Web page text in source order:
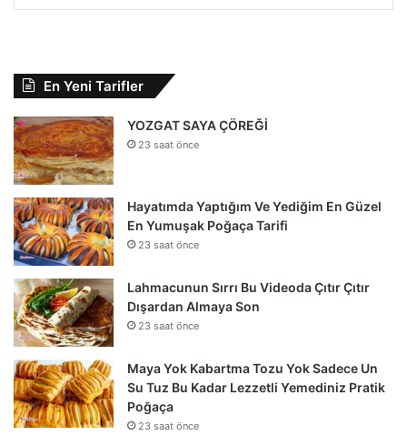
En Yeni Tarifler
YOZGAT SAYA ÇÖREĞİ
23 saat önce
Hayatımda Yaptığım Ve Yediğim En Güzel
En Yumuşak Poğaça Tarifi
23 saat önce
Lahmacunun Sırrı Bu Videoda Çıtır Çıtır
Dışardan Almaya Son
23 saat önce
Maya Yok Kabartma Tozu Yok Sadece Un
Su Tuz Bu Kadar Lezzetli Yemediniz Pratik
Poğaça
23 saat önce